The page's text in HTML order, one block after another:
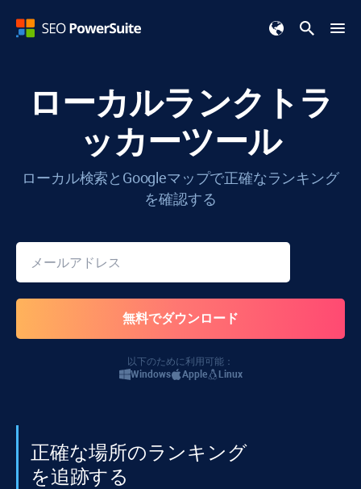
ローカルランクトラ
ッカーツール
ローカル検索とGoogleマップで正確なランキング
を確認する
以下のために利用可能：
Windows
Apple Linux
正確な場所のランキング
を追跡する